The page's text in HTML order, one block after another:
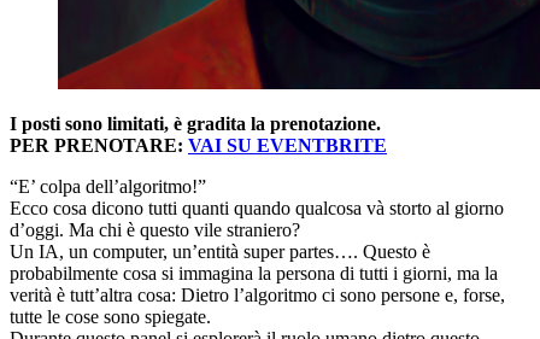
I posti sono limitati, è gradita la prenotazione.
PER PRENOTARE: VAI SU EVENTBRITE
“E’ colpa dell’algoritmo!”
Ecco cosa dicono tutti quanti quando qualcosa và storto al giorno
d’oggi. Ma chi è questo vile straniero?
Un IA, un computer, un’entità super partes…. Questo è
probabilmente cosa si immagina la persona di tutti i giorni, ma la
verità è tutt’altra cosa: Dietro l’algoritmo ci sono persone e, forse,
tutte le cose sono spiegate.